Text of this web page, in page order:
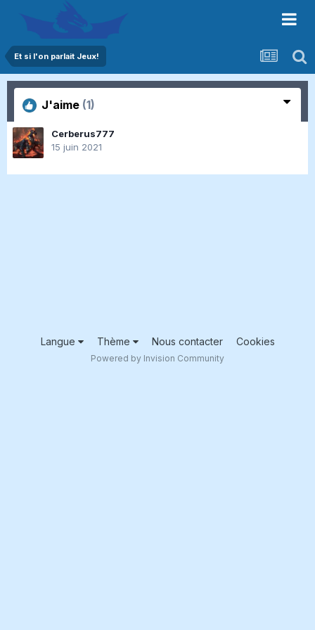
Et si l'on parlait Jeux!
J'aime (1)
Cerberus777
15 juin 2021
Langue Thème Nous contacter Cookies
Powered by Invision Community